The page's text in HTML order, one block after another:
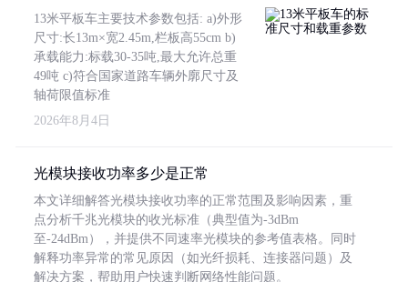
13米平板车主要技术参数包括: a)外形
尺寸:长13m×宽2.45m,栏板高55cm b)
承载能力:标载30-35吨,最大允许总重
49吨 c)符合国家道路车辆外廓尺寸及
轴荷限值标准
2026年8月4日
光模块接收功率多少是正常
本文详细解答光模块接收功率的正常范围及影响因素，重
点分析千兆光模块的收光标准（典型值为-3dBm
至-24dBm），并提供不同速率光模块的参考值表格。同时
解释功率异常的常见原因（如光纤损耗、连接器问题）及
解决方案，帮助用户快速判断网络性能问题。